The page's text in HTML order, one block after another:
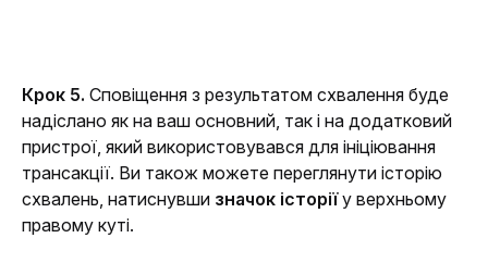
Крок 5. Сповіщення з результатом схвалення буде
надіслано як на ваш основний, так і на додатковий
пристрої, який використовувався для ініціювання
трансакції. Ви також можете переглянути історію
схвалень, натиснувши значок історії у верхньому
правому куті.